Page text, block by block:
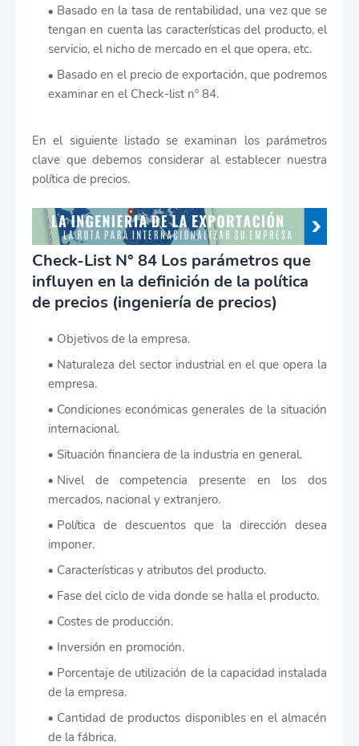
Basado en la tasa de rentabilidad, una vez que se
tengan en cuenta las características del producto, el
servicio, el nicho de mercado en el que opera, etc.
Basado en el precio de exportación, que podremos
examinar en el Check-list nº 84.
En el siguiente listado se examinan los parámetros
clave que debemos considerar al establecer nuestra
política de precios.
Check-List N° 84 Los parámetros que
influyen en la definición de la política
de precios (ingeniería de precios)
Objetivos de la empresa.
Naturaleza del sector industrial en el que opera la
empresa.
Condiciones económicas generales de la situación
internacional.
Situación financiera de la industria en general.
Nivel de competencia presente en los dos
mercados, nacional y extranjero.
Política de descuentos que la dirección desea
imponer.
Características y atributos del producto.
Fase del ciclo de vida donde se halla el producto.
Costes de producción.
Inversión en promoción.
Porcentaje de utilización de la capacidad instalada
de la empresa.
Cantidad de productos disponibles en el almacén
de la fábrica.